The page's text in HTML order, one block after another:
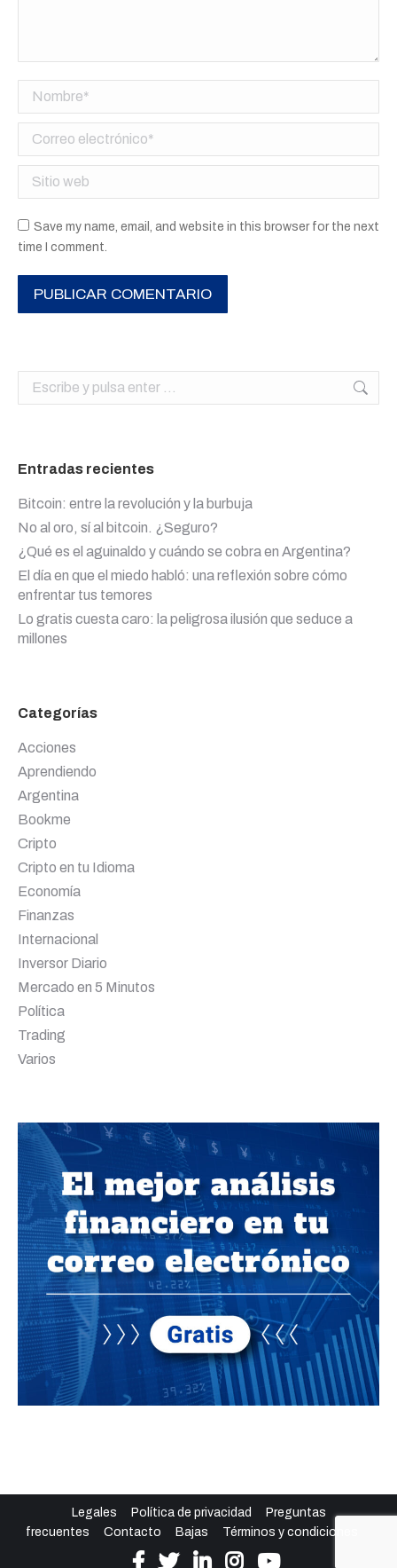
Nombre *
Correo electrónico *
Sitio web
Save my name, email, and website in this browser for the next
time I comment.
PUBLICAR COMENTARIO
Buscar:
Entradas recientes
Bitcoin: entre la revolución y la burbuja
No al oro, sí al bitcoin. ¿Seguro?
¿Qué es el aguinaldo y cuándo se cobra en Argentina?
El día en que el miedo habló: una reflexión sobre cómo
enfrentar tus temores
Lo gratis cuesta caro: la peligrosa ilusión que seduce a
millones
Categorías
Acciones
Aprendiendo
Argentina
Bookme
Cripto
Cripto en tu Idioma
Economía
Finanzas
Internacional
Inversor Diario
Mercado en 5 Minutos
Política
Trading
Varios
Legales Política de privacidad
Preguntas
frecuentes
Contacto Bajas Términos y condiciones